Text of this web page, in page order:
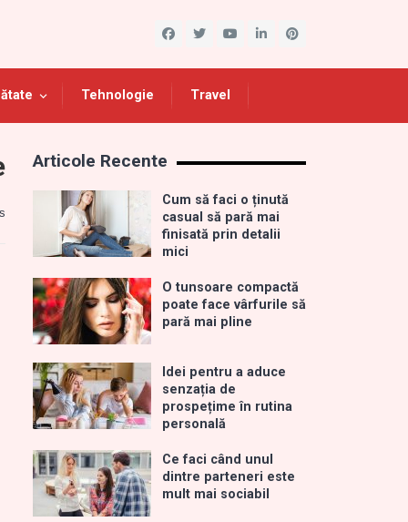
Tehnologie Travel
Articole Recente
Cum să faci o ținută
casual să pară mai
finisată prin detalii
mici
O tunsoare compactă
poate face vârfurile să
pară mai pline
Idei pentru a aduce
senzația de
prospețime în rutina
personală
Ce faci când unul
dintre parteneri este
mult mai sociabil